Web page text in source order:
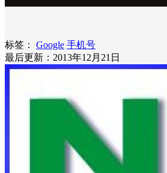
标签： Google 手机号
最后更新：2013年12月21日